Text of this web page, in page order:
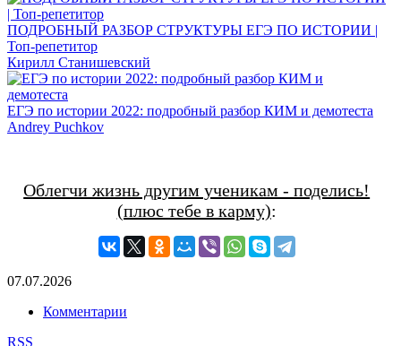
ПОДРОБНЫЙ РАЗБОР СТРУКТУРЫ ЕГЭ ПО ИСТОРИИ |
Топ-репетитор
Кирилл Станишевский
ЕГЭ по истории 2022: подробный разбор КИМ и демотеста
Andrey Puchkov
Облегчи жизнь другим ученикам - поделись!
(плюс тебе в карму):
07.07.2026
Комментарии
RSS